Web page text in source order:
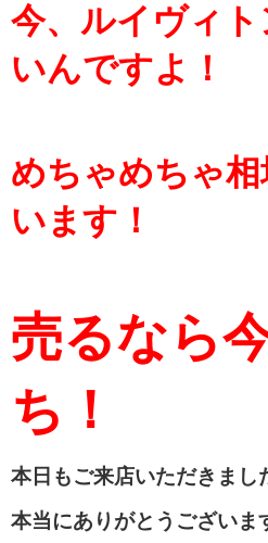
今、ルイヴィ
いんですよ！
めちゃめちゃ
います！
売るなら
ち！
本日もご来店いただきまし
本当にありがとうございま